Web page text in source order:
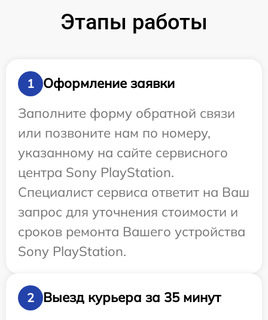
Этапы работы
1
Оформление заявки
Заполните форму обратной связи
или позвоните нам по номеру,
указанному на сайте сервисного
центра Sony PlayStation.
Специалист сервиса ответит на Ваш
запрос для уточнения стоимости и
сроков ремонта Вашего устройства
Sony PlayStation.
2
Выезд курьера за 35 минут